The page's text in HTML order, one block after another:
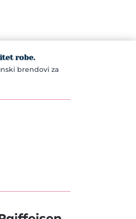
robe.
brendovi za